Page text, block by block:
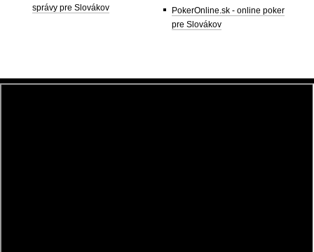
správy pre Slovákov
PokerOnline.sk - online poker
pre Slovákov